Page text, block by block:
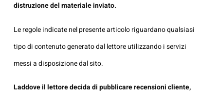
distruzione del materiale inviato.
Le regole indicate nel presente articolo riguardano qualsiasi
tipo di contenuto generato dal lettore utilizzando i servizi
messi a disposizione dal sito.
Laddove il lettore decida di pubblicare recensioni cliente,